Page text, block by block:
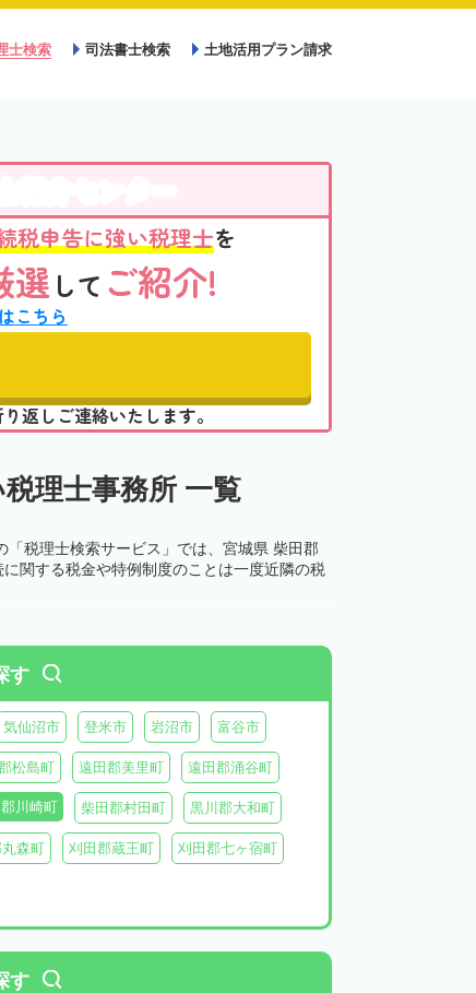
士検索 司法書士検索 土地活用プラン請求
税申告に強い税理士を
選 して ご紹介!
こちら
返しご連絡いたします。
理士事務所 一覧
税理士検索サービス」では、宮城県 柴田郡
関する税金や特例制度のことは一度近隣の税
す
気仙沼市 登米市 岩沼市 富谷市
松島町 遠田郡美里町 遠田郡涌谷町
川崎町 柴田郡村田町 黒川郡大和町
森町 刈田郡蔵王町 刈田郡七ヶ宿町
す